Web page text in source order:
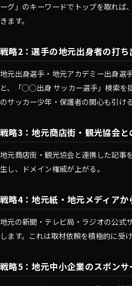
ーグ」のキーワードでトップを取れば
きます。
戦略2：選手の地元出身者の打ち
地元出身選手・地元アカデミー出身選
と、「◯◯出身 サッカー選手」検索を
のサッカー少年・保護者の関心も引ける
戦略3：地元商店街・観光協会
地元商店街・観光協会と連携した記事
生し、ドメイン権威が上がる。
戦略4：地元紙・地元メディアか
地元の新聞・テレビ局・ラジオの公式
します。これは取材依頼を積極的に受
戦略5：地元中小企業のスポンサ